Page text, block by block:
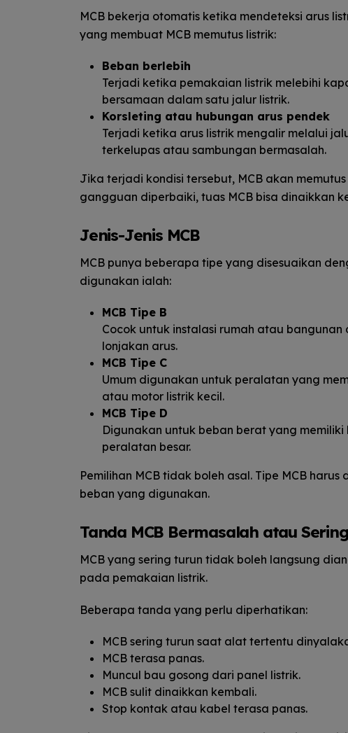
MCB bekerja otomatis ketika mendeteksi arus
yang membuat MCB memutus listrik:
Beban berlebih
Terjadi ketika pemakaian listrik melebihi
bersamaan dalam satu jalur listrik.
Korsleting atau hubungan arus pendek
Terjadi ketika arus listrik mengalir melalui
terkelupas atau sambungan bermasalah.
Jika terjadi kondisi tersebut, MCB akan
gangguan diperbaiki, tuas MCB bisa dinaikkan
Jenis-Jenis MCB
MCB punya beberapa tipe yang disesuaikan
digunakan ialah:
MCB Tipe B
Cocok untuk instalasi rumah atau
lonjakan arus.
MCB Tipe C
Umum digunakan untuk peralatan yang
atau motor listrik kecil.
MCB Tipe D
Digunakan untuk beban berat yang
peralatan besar.
Pemilihan MCB tidak boleh asal. Tipe MCB
beban yang digunakan.
Tanda MCB Bermasalah atau
MCB yang sering turun tidak boleh langsung
pada pemakaian listrik.
Beberapa tanda yang perlu diperhatikan:
MCB sering turun saat alat tertentu
MCB terasa panas.
Muncul bau gosong dari panel listrik.
MCB sulit dinaikkan kembali.
Stop kontak atau kabel terasa panas.